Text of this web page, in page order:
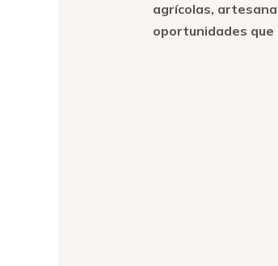
agrícolas,
oportunidades